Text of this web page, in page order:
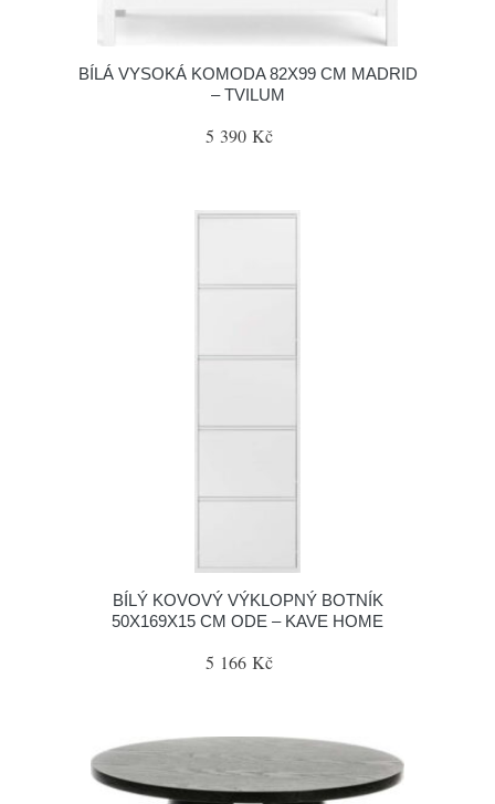
BÍLÁ VYSOKÁ KOMODA 82X99 CM MADRID
– TVILUM
5 390 Kč
BÍLÝ KOVOVÝ VÝKLOPNÝ BOTNÍK
50X169X15 CM ODE – KAVE HOME
5 166 Kč